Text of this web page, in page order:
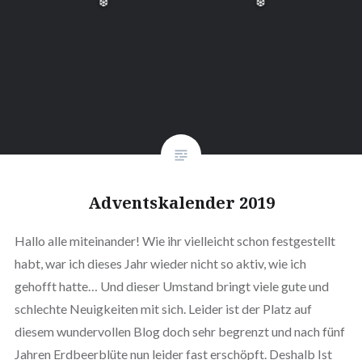
Adventskalender 2019
Hallo alle miteinander! Wie ihr vielleicht schon festgestellt
habt, war ich dieses Jahr wieder nicht so aktiv, wie ich
gehofft hatte… Und dieser Umstand bringt viele gute und
schlechte Neuigkeiten mit sich. Leider ist der Platz auf
diesem wundervollen Blog doch sehr begrenzt und nach fünf
Jahren Erdbeerblüte nun leider fast erschöpft. Deshalb Ist